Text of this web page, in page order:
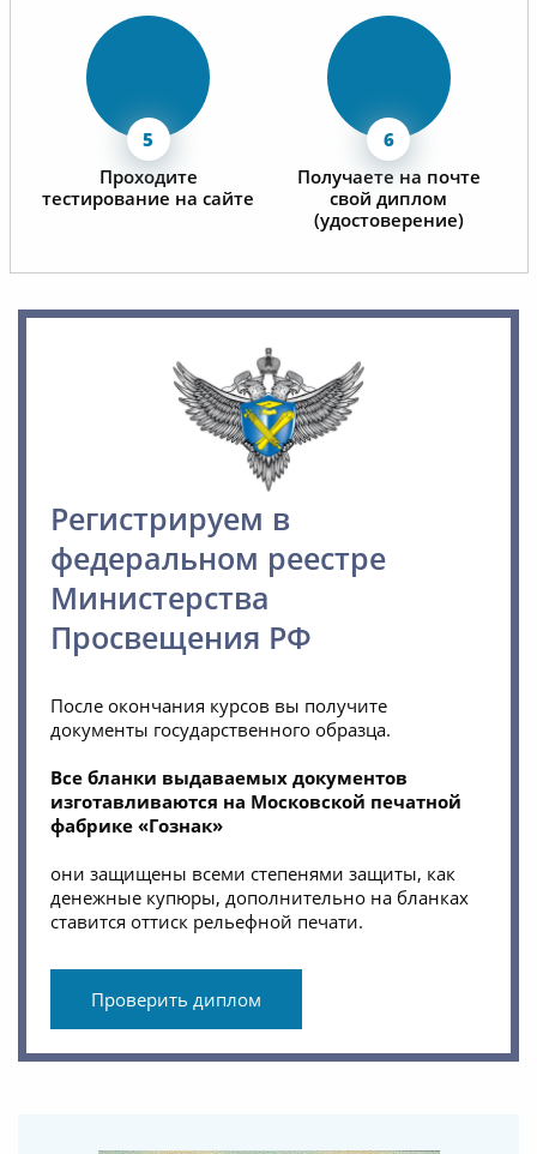
Проходите
тестирование на сайте
Получаете на почте
свой диплом
(удостоверение)
Регистрируем в
федеральном реестре
Министерства
Просвещения РФ
После окончания курсов вы получите
документы государственного образца.
Все бланки выдаваемых документов
изготавливаются на Московской печатной
фабрике «Гознак»
они защищены всеми степенями защиты, как
денежные купюры, дополнительно на бланках
ставится оттиск рельефной печати.
Проверить диплом